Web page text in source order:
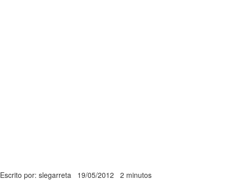
Escrito por: slegarreta 19/05/2012 2 minutos